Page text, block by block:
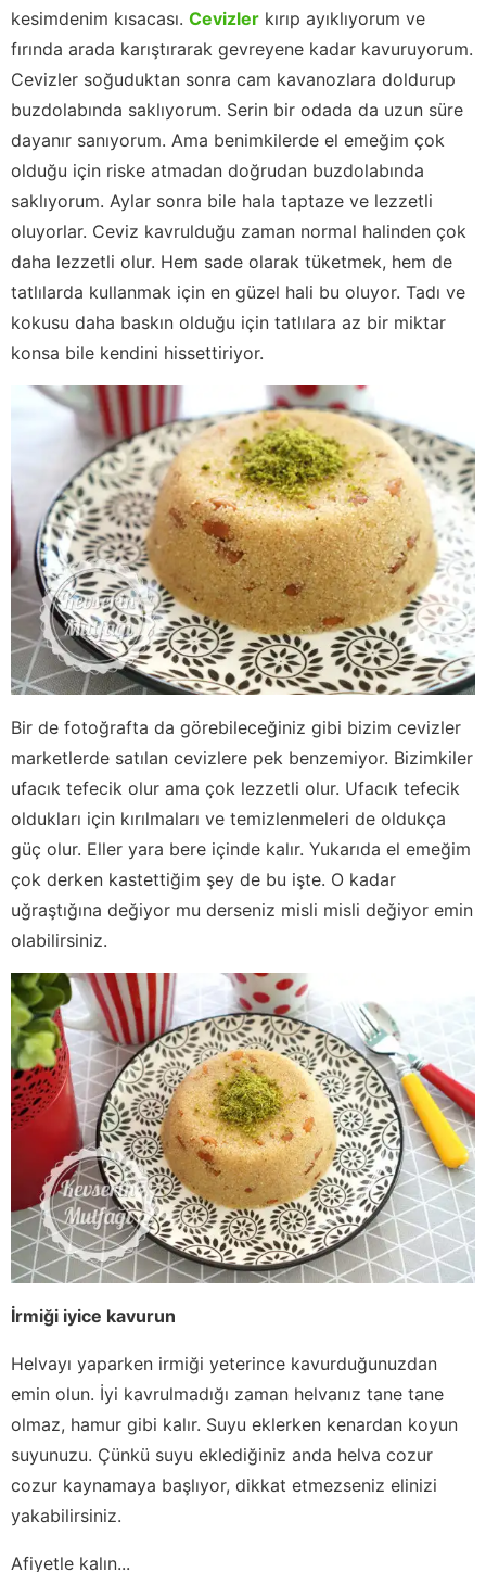
kesimdenim kısacası. Cevizler kırıp ayıklıyorum ve
fırında arada karıştırarak gevreyene kadar kavuruyorum.
Cevizler soğuduktan sonra cam kavanozlara doldurup
buzdolabında saklıyorum. Serin bir odada da uzun süre
dayanır sanıyorum. Ama benimkilerde el emeğim çok
olduğu için riske atmadan doğrudan buzdolabında
saklıyorum. Aylar sonra bile hala taptaze ve lezzetli
oluyorlar. Ceviz kavrulduğu zaman normal halinden çok
daha lezzetli olur. Hem sade olarak tüketmek, hem de
tatlılarda kullanmak için en güzel hali bu oluyor. Tadı ve
kokusu daha baskın olduğu için tatlılara az bir miktar
konsa bile kendini hissettiriyor.
Bir de fotoğrafta da görebileceğiniz gibi bizim cevizler
marketlerde satılan cevizlere pek benzemiyor. Bizimkiler
ufacık tefecik olur ama çok lezzetli olur. Ufacık tefecik
oldukları için kırılmaları ve temizlenmeleri de oldukça
güç olur. Eller yara bere içinde kalır. Yukarıda el emeğim
çok derken kastettiğim şey de bu işte. O kadar
uğraştığına değiyor mu derseniz misli misli değiyor emin
olabilirsiniz.
İrmiği iyice kavurun
Helvayı yaparken irmiği yeterince kavurduğunuzdan
emin olun. İyi kavrulmadığı zaman helvanız tane tane
olmaz, hamur gibi kalır. Suyu eklerken kenardan koyun
suyunuzu. Çünkü suyu eklediğiniz anda helva cozur
cozur kaynamaya başlıyor, dikkat etmezseniz elinizi
yakabilirsiniz.
Afiyetle kalın...